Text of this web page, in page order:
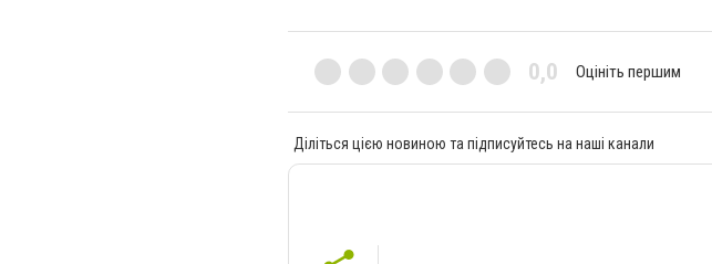
0,0 Оцініть першим
Діліться цією новиною та підписуйтесь на наші канали